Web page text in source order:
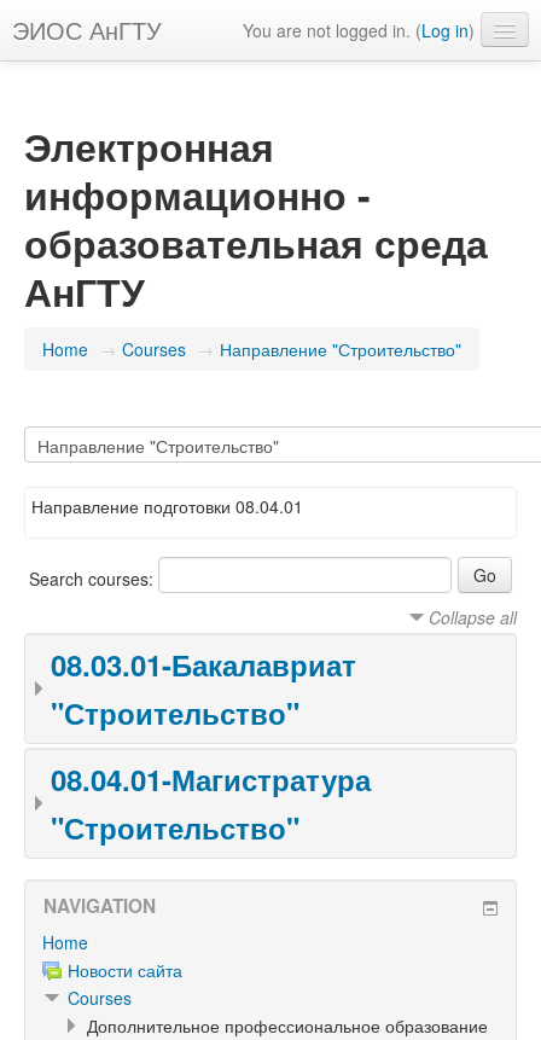
ЭИОС АнГТУ You are not logged in. (Log in)
Электронная
информационно -
образовательная среда
АнГТУ
Home → Courses → Направление "Строительство"
Направление подготовки 08.04.01
Search courses:
Collapse all
08.03.01-Бакалавриат
"Строительство"
08.04.01-Магистратура
"Строительство"
NAVIGATION
Home
Новости сайта
Courses
Дополнительное профессиональное образование